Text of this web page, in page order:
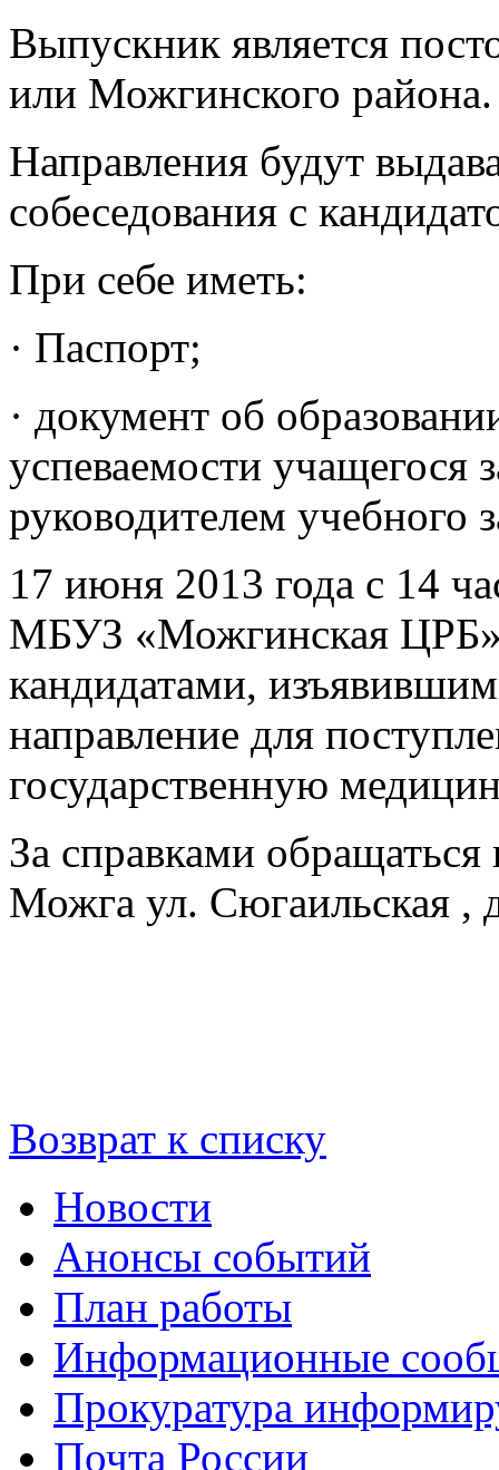
Выпускник является
или Можгинского района.
Направления будут
собеседования с
При себе иметь:
· Паспорт;
· документ об
успеваемости учащегося
руководителем учебного
17 июня 2013 года с 14
МБУЗ «Можгинская ЦРБ»
кандидатами,
направление для
государственную
За справками обращаться
Можга ул. Сюгаильская ,
Возврат к списку
Новости
Анонсы событий
План работы
Информационные
Прокуратура
Почта России